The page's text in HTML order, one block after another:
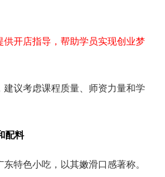
供开店指导，帮助学员实现创业梦
建议考虑课程质量、师资力量和学
配料
特色小吃，以其嫩滑口感著称。